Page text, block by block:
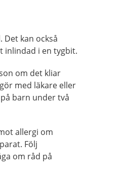
Det kan också
inlindad i en tygbit.
om det kliar
med läkare eller
barn under två
allergi om
Följ
om råd på